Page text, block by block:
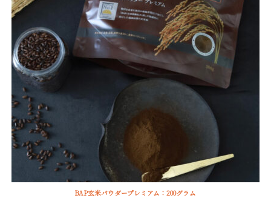
BAP玄米パウダープレミアム：200グラム